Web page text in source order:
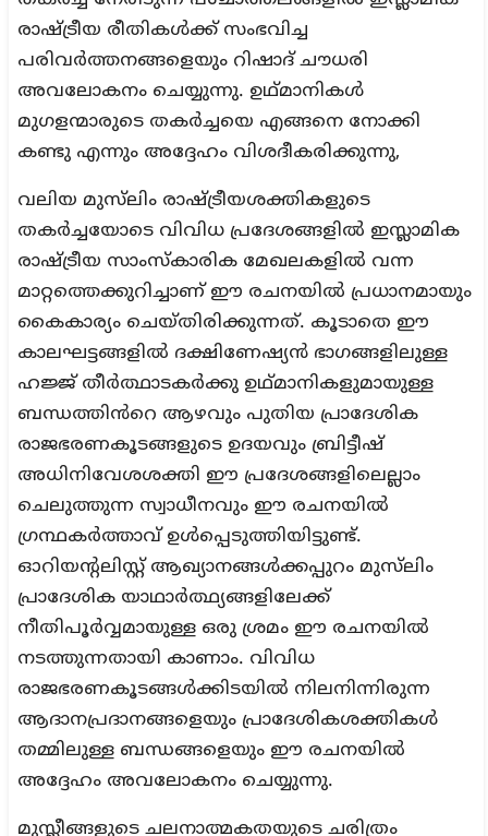
രാഷ്ട്രീയ രീതികൾക്ക് സംഭവിച്ച
പരിവർത്തനങ്ങളെയും റിഷാദ് ചൗധരി
അവലോകനം ചെയ്യുന്നു. ഉഥ്മാനികൾ
മുഗളന്മാരുടെ തകർച്ചയെ എങ്ങനെ നോക്കി
കണ്ടു എന്നും അദ്ദേഹം വിശദീകരിക്കുന്നു,
വലിയ മുസ്‌ലിം രാഷ്ട്രീയശക്തികളുടെ
തകർച്ചയോടെ വിവിധ പ്രദേശങ്ങളിൽ ഇസ്ലാമിക
രാഷ്ട്രീയ സാംസ്കാരിക മേഖലകളിൽ വന്ന
മാറ്റത്തെക്കുറിച്ചാണ് ഈ രചനയിൽ പ്രധാനമായും
കൈകാര്യം ചെയ്തിരിക്കുന്നത്. കൂടാതെ ഈ
കാലഘട്ടങ്ങളിൽ ദക്ഷിണേഷ്യൻ ഭാഗങ്ങളിലുള്ള
ഹജ്ജ് തീർത്ഥാടകർക്കു ഉഥ്മാനികളുമായുള്ള
ബന്ധത്തിൻറെ ആഴവും പുതിയ പ്രാദേശിക
രാജഭരണകൂടങ്ങളുടെ ഉദയവും ബ്രിട്ടീഷ്
അധിനിവേശശക്തി ഈ പ്രദേശങ്ങളിലെല്ലാം
ചെലുത്തുന്ന സ്വാധീനവും ഈ രചനയിൽ
ഗ്രന്ഥകർത്താവ് ഉൾപ്പെടുത്തിയിട്ടുണ്ട്.
ഓറിയന്റലിസ്റ്റ് ആഖ്യാനങ്ങൾക്കപ്പുറം മുസ്‌ലിം
പ്രാദേശിക യാഥാർത്ഥ്യങ്ങളിലേക്ക്
നീതിപൂർവ്വമായുള്ള ഒരു ശ്രമം ഈ രചനയിൽ
നടത്തുന്നതായി കാണാം. വിവിധ
രാജഭരണകൂടങ്ങൾക്കിടയിൽ നിലനിന്നിരുന്ന
ആദാനപ്രദാനങ്ങളെയും പ്രാദേശികശക്തികൾ
തമ്മിലുള്ള ബന്ധങ്ങളെയും ഈ രചനയിൽ
അദ്ദേഹം അവലോകനം ചെയ്യുന്നു.
മുസ്ലീങ്ങളുടെ ചലനാത്മകതയുടെ ചരിത്രം